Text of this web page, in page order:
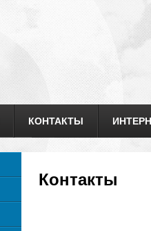
КОНТАКТЫ
Контакты